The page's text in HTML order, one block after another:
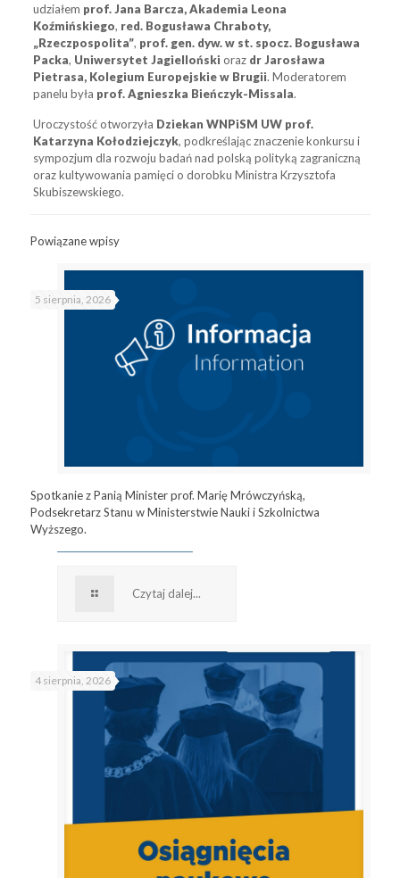
udziałem prof. Jana Barcza, Akademia Leona
Koźmińskiego, red. Bogusława Chraboty,
„Rzeczpospolita”, prof. gen. dyw. w st. spocz. Bogusława
Packa, Uniwersytet Jagielloński oraz dr Jarosława
Pietrasa, Kolegium Europejskie w Brugii. Moderatorem
panelu była prof. Agnieszka Bieńczyk-Missala.
Uroczystość otworzyła Dziekan WNPiSM UW prof.
Katarzyna Kołodziejczyk, podkreślając znaczenie konkursu i
sympozjum dla rozwoju badań nad polską polityką zagraniczną
oraz kultywowania pamięci o dorobku Ministra Krzysztofa
Skubiszewskiego.
Powiązane wpisy
5 sierpnia, 2026
Spotkanie z Panią Minister prof. Marię Mrówczyńską,
Podsekretarz Stanu w Ministerstwie Nauki i Szkolnictwa
Wyższego.
Czytaj dalej...
4 sierpnia, 2026